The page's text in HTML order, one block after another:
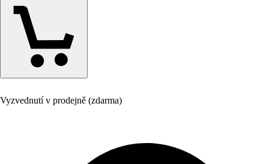
Vyzvednutí v prodejně (zdarma)